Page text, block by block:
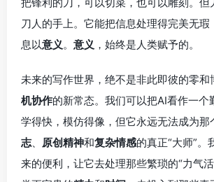
刀人的手上。它能把信息处理得完美无瑕
息以意义 。 意义 ，始终是人类赋予的。
未来的写作世界，绝不是非此即彼的零和
机协作的新常态。我们可以把AI看作一个
学得快，模仿得像，但它永远无法成为那
志
原创精神和复杂情感的真正“大师”。
来的便利，让它去处理那些繁琐的“力气